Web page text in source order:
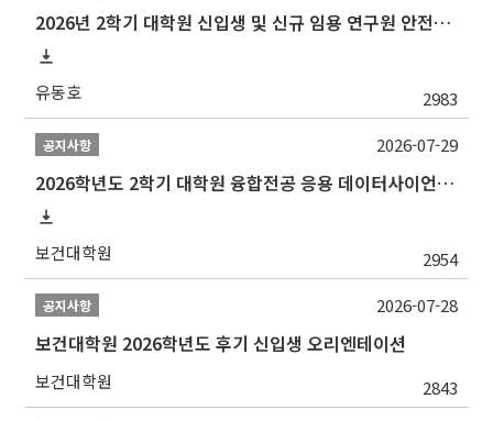
2026년 2학기 대학원 신입생 및 신규 임용 연구원 안전환경교육(신규교육) 실시 안내
유동호 2983
공지사항
2026학년도 2학기 대학원 융합전공 응용 데이터사이언스 선발 계획 알림
보건대학원 2954
2026-07-29
공지사항
보건대학원 2026학년도 후기 신입생 오리엔테이션
보건대학원 2843
2026-07-28